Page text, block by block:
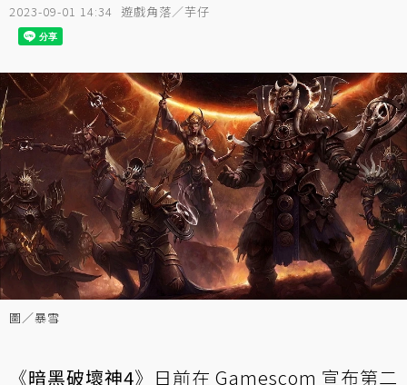
2023-09-01 14:34 遊戲角落／芋仔
圖／暴雪
《暗黑破壞神4》日前在 Gamescom 宣布第二